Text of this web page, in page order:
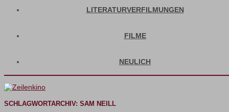
LITERATURVERFILMUNGEN
FILME
NEULICH
SCHLAGWORTARCHIV: SAM NEILL